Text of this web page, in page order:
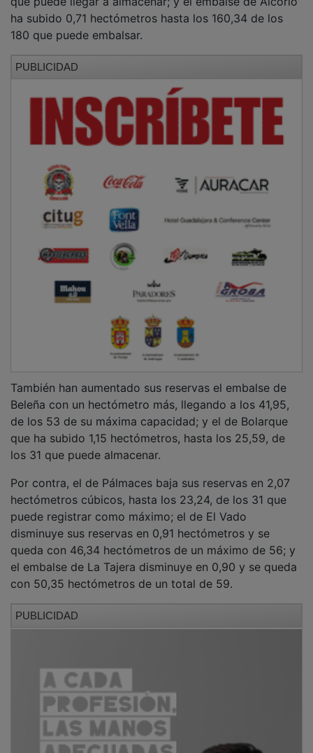
ha subido 0,71 hectómetros hasta los 160,34 de los
180 que puede embalsar.
Beleña con un hectómetro más, llegando a los 41,95,
de los 53 de su máxima capacidad; y el de Bolarque
que ha subido 1,15 hectómetros, hasta los 25,59, de
los 31 que puede almacenar.
hectómetros cúbicos, hasta los 23,24, de los 31 que
puede registrar como máximo; el de El Vado
disminuye sus reservas en 0,91 hectómetros y se
queda con 46,34 hectómetros de un máximo de 56; y
el embalse de La Tajera disminuye en 0,90 y se queda
con 50,35 hectómetros de un total de 59.